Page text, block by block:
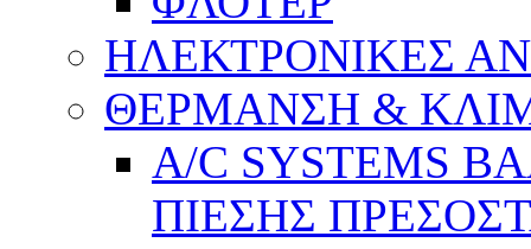
ΗΛΕΚΤΡΟΝΙΚΕΣ
ΘΕΡΜΑΝΣΗ &
A/C SYSTEMS
ΠΙΕΣΗΣ